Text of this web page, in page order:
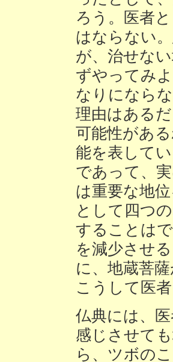
ろう。医者
はならない
が、治せな
ずやってみ
なりになら
理由はある
可能性があ
能を表して
であって、
は重要な地
として四つ
することは
を減少させ
に、地蔵菩
こうして医
仏典には、
感じさせて
ら、ツボの